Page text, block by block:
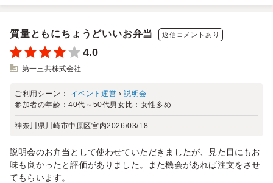
質量ともにちょうどいいお弁当 返信コメントあり
4.0
第一三共株式会社
ご利用シーン： イベント運営 ›説明会
参加者の年齢：40代～50代男女比： 女性多め
神奈川県川崎市中原区宮内2026/03/18
説明会のお弁当として使わせていただきましたが、見た目にもお
味も良かったと評価がありました。また機会があれば注文をさせ
てもらいます。